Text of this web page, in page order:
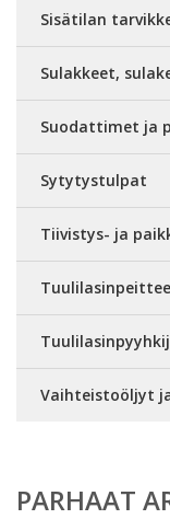
Sisätilan
Sulakkeet,
Suodattimet ja
Sytytystulpat
Tiivistys- ja
Vaihteistoöljyt
PARHAAT